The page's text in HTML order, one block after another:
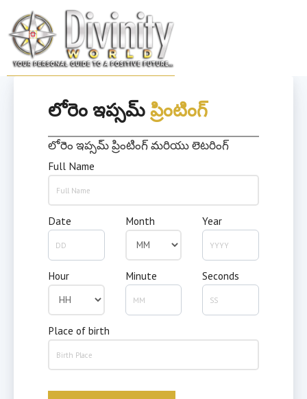
content
లోరెం ఇప్సమ్ ప్రింటింగ్
లోరెం ఇప్సమ్ ప్రింటింగ్ మరియు లెటరింగ్
Full Name
Date Month Year
Hour Minute Seconds
Place of birth